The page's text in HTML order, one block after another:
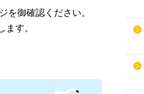
を御確認ください。
す。